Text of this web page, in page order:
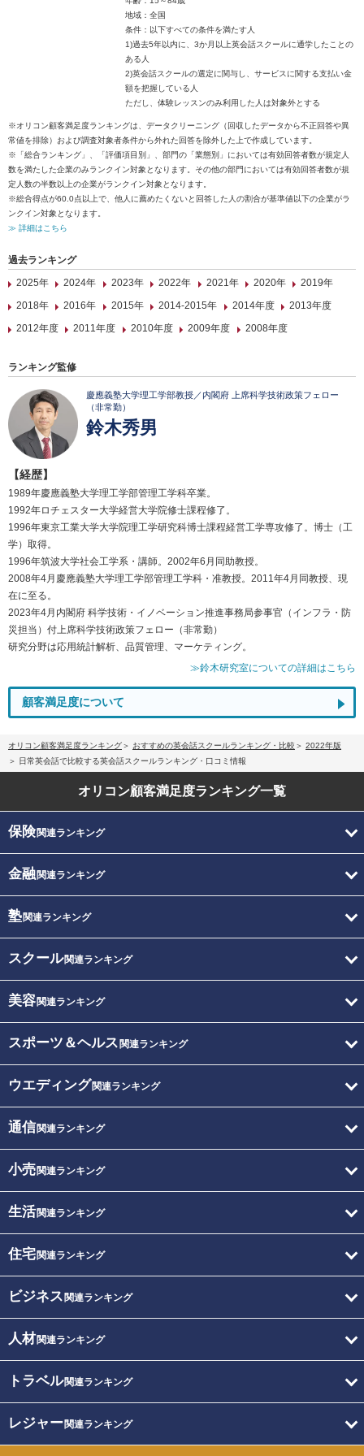
地域：全国
条件：以下すべての条件を満たす人
1)過去5年以内に、3か月以上英会話スクールに通学したことの
ある人
2)英会話スクールの選定に関与し、サービスに関する支払い金
額を把握している人
ただし、体験レッスンのみ利用した人は対象外とする
※オリコン顧客満足度ランキングは、データクリーニング（回収したデータから不正回答や異
常値を排除）および調査対象者条件から外れた回答を除外した上で作成しています。
※「総合ランキング」、「評価項目別」、部門の「業態別」においては有効回答者数が規定人
数を満たした企業のみランクイン対象となります。その他の部門においては有効回答者数が規
定人数の半数以上の企業がランクイン対象となります。
※総合得点が60.0点以上で、他人に薦めたくないと回答した人の割合が基準値以下の企業がラ
ンクイン対象となります。
≫ 詳細はこちら
過去ランキング
2025年
2024年 2023年 2022年 2021年 2020年
2019年
2018年
2016年 2015年 2014-2015年 2014年度
2013年度
2012年度
2011年度 2010年度 2009年度 2008年度
ランキング監修
慶應義塾大学理工学部教授／内閣府 上席科学技術政策フェロー
（非常勤）
鈴木秀男
【経歴】
1989年慶應義塾大学理工学部管理工学科卒業。
1992年ロチェスター大学経営大学院修士課程修了。
1996年東京工業大学大学院理工学研究科博士課程経営工学専攻修了。博士（工
学）取得。
1996年筑波大学社会工学系・講師。2002年6月同助教授。
2008年4月慶應義塾大学理工学部管理工学科・准教授。2011年4月同教授、現
在に至る。
2023年4月内閣府 科学技術・イノベーション推進事務局参事官（インフラ・防
災担当）付上席科学技術政策フェロー（非常勤）
研究分野は応用統計解析、品質管理、マーケティング。
≫鈴木研究室についての詳細はこちら
顧客満足度について
オリコン顧客満足度ランキング おすすめの英会話スクールランキング・比較
2022年版
日常英会話で比較する英会話スクールランキング・口コミ情報
オリコン顧客満足度ランキング一覧
保険関連ランキング
金融関連ランキング
塾関連ランキング
スクール関連ランキング
美容関連ランキング
スポーツ＆ヘルス 関連ランキング
ウエディング関連ランキング
通信関連ランキング
小売関連ランキング
生活関連ランキング
住宅関連ランキング
ビジネス 関連ランキング
人材関連ランキング
トラベル関連ランキング
レジャー関連ランキング